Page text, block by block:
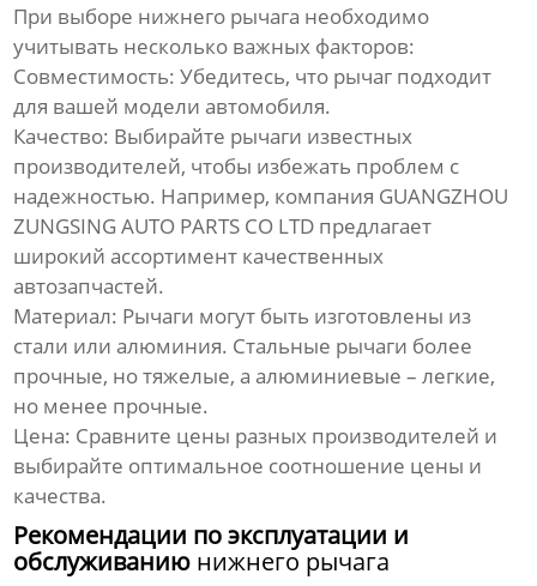
При выборе нижнего рычага необходимо
учитывать несколько важных факторов:
Совместимость: Убедитесь, что рычаг подходит
для вашей модели автомобиля.
Качество: Выбирайте рычаги известных
производителей, чтобы избежать проблем с
надежностью. Например, компания GUANGZHOU
ZUNGSING AUTO PARTS CO LTD предлагает
широкий ассортимент качественных
автозапчастей.
Материал: Рычаги могут быть изготовлены из
стали или алюминия. Стальные рычаги более
прочные, но тяжелые, а алюминиевые – легкие,
но менее прочные.
Цена: Сравните цены разных производителей и
выбирайте оптимальное соотношение цены и
качества.
Рекомендации по эксплуатации и
обслуживанию нижнего рычага